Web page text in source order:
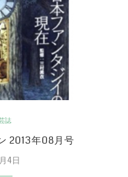
誌
2013年08月号
4日